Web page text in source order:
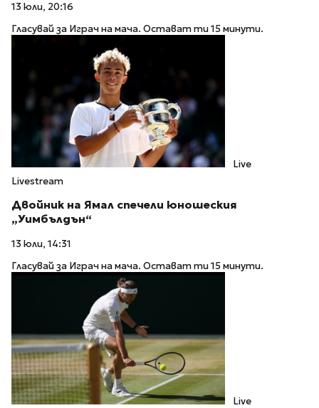
13 юли, 20:16
Гласувай за Играч на мача. Остават ти 15 минути.
Live
Livestream
Двойник на Ямал спечели юношеския
„Уимбълдън“
13 юли, 14:31
Гласувай за Играч на мача. Остават ти 15 минути.
Live